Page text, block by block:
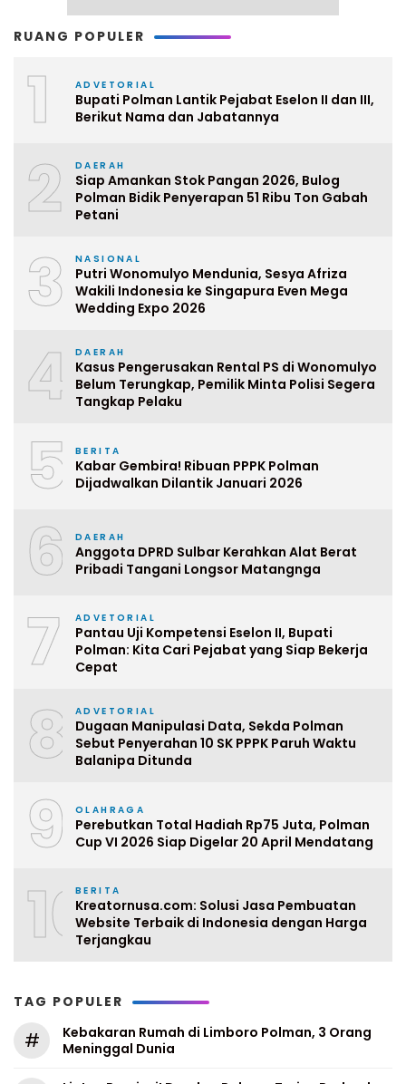
RUANG POPULER
1 ADVETORIAL
Bupati Polman Lantik Pejabat Eselon II dan III,
Berikut Nama dan Jabatannya
2 DAERAH
Siap Amankan Stok Pangan 2026, Bulog
Polman Bidik Penyerapan 51 Ribu Ton Gabah
Petani
3 NASIONAL
Putri Wonomulyo Mendunia, Sesya Afriza
Wakili Indonesia ke Singapura Even Mega
Wedding Expo 2026
4 DAERAH
Kasus Pengerusakan Rental PS di Wonomulyo
Belum Terungkap, Pemilik Minta Polisi Segera
Tangkap Pelaku
5 BERITA
Kabar Gembira! Ribuan PPPK Polman
Dijadwalkan Dilantik Januari 2026
6 DAERAH
Anggota DPRD Sulbar Kerahkan Alat Berat
Pribadi Tangani Longsor Matangnga
7 ADVETORIAL
Pantau Uji Kompetensi Eselon II, Bupati
Polman: Kita Cari Pejabat yang Siap Bekerja
Cepat
8 ADVETORIAL
Dugaan Manipulasi Data, Sekda Polman
Sebut Penyerahan 10 SK PPPK Paruh Waktu
Balanipa Ditunda
9 OLAHRAGA
Perebutkan Total Hadiah Rp75 Juta, Polman
Cup VI 2026 Siap Digelar 20 April Mendatang
10BERITA
Kreatornusa.com: Solusi Jasa Pembuatan
Website Terbaik di Indonesia dengan Harga
Terjangkau
TAG POPULER
#
Kebakaran Rumah di Limboro Polman, 3 Orang
Meninggal Dunia